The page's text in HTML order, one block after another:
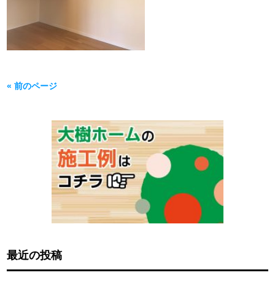
« 前のページ
最近の投稿